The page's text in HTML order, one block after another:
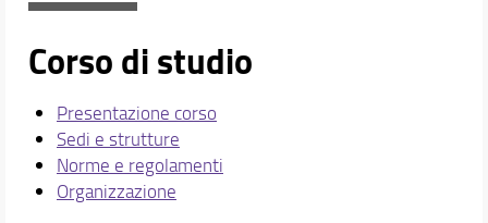
Piano di Studi
Insegnamenti
Conoscenza di altre lingue
Tirocini e stage
Mobilità internazionale
Sicurezza
Valutazione della didattica
Corso di studio
Presentazione corso
Sedi e strutture
Norme e regolamenti
Organizzazione